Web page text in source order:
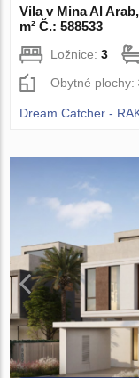
Vila v Mina Al
m² Č.: 588533
Ložnice:3
Obytné plochy:
Dream Catcher -